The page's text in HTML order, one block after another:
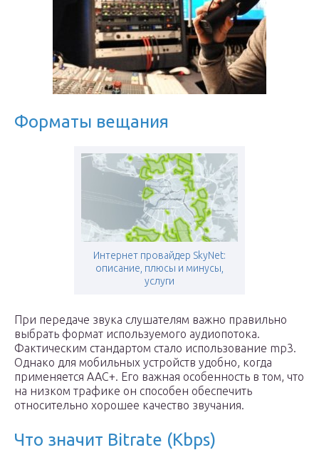
Форматы вещания
Интернет провайдер SkyNet:
описание, плюсы и минусы,
услуги
При передаче звука слушателям важно правильно
выбрать формат используемого аудиопотока.
Фактическим стандартом стало использование mp3.
Однако для мобильных устройств удобно, когда
применяется AAC+. Его важная особенность в том, что
на низком трафике он способен обеспечить
относительно хорошее качество звучания.
Что значит Bitrate (Kbps)